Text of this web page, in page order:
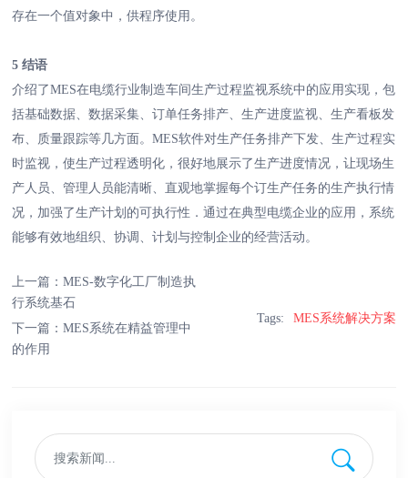
存在一个值对象中，供程序使用。
5 结语
介绍了MES在电缆行业制造车间生产过程监视系统中的应用实现，包
括基础数据、数据采集、订单任务排产、生产进度监视、生产看板发
布、质量跟踪等几方面。MES软件对生产任务排产下发、生产过程实
时监视，使生产过程透明化，很好地展示了生产进度情况，让现场生
产人员、管理人员能清晰、直观地掌握每个订生产任务的生产执行情
况，加强了生产计划的可执行性．通过在典型电缆企业的应用，系统
能够有效地组织、协调、计划与控制企业的经营活动。
上一篇：MES-数字化工厂制造执
行系统基石
下一篇：MES系统在精益管理中
的作用
Tags: MES系统解决方案